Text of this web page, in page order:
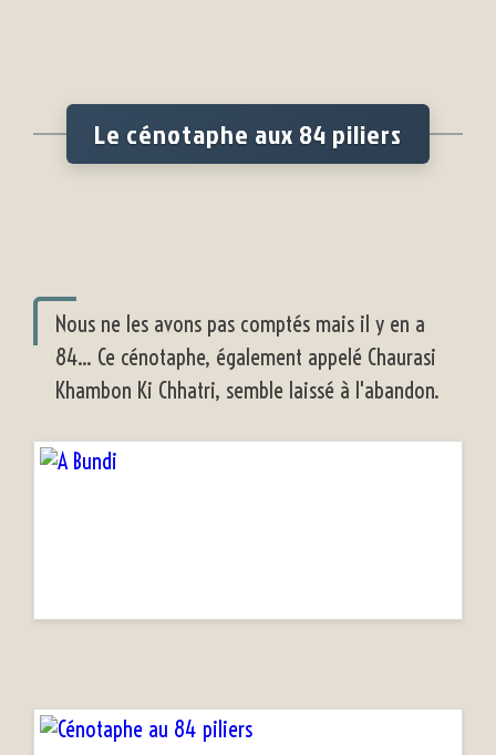
Le cénotaphe aux 84 piliers
Nous ne les avons pas comptés mais il y en a
84... Ce cénotaphe, également appelé Chaurasi
Khambon Ki Chhatri, semble laissé à l'abandon.